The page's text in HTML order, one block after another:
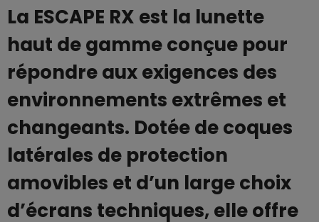
La ESCAPE RX est la lunette
haut de gamme conçue pour
répondre aux exigences des
environnements extrêmes et
changeants. Dotée de coques
latérales de protection
amovibles et d’un large choix
d’écrans techniques, elle offre